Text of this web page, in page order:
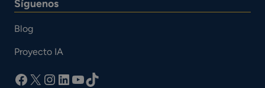
Síguenos
Blog
Proyecto IA
facebook
X Instagram
LinkedIn
YouTube
TikTok